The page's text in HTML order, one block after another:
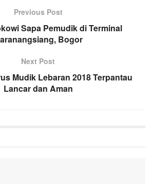
Previous Post
Sapa Pemudik di Terminal
Bogor
Next Post
Mudik Lebaran 2018 Terpantau
Lancar dan Aman